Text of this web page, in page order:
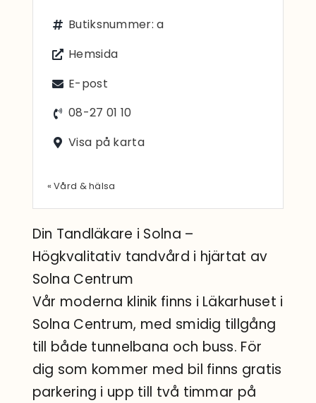
Butiksnummer: a
Hemsida
E-post
08-27 01 10
Visa på karta
« Vård & hälsa
Din Tandläkare i Solna –
Högkvalitativ tandvård i hjärtat av
Solna Centrum
Vår moderna klinik finns i Läkarhuset i
Solna Centrum, med smidig tillgång
till både tunnelbana och buss. För
dig som kommer med bil finns gratis
parkering i upp till två timmar på